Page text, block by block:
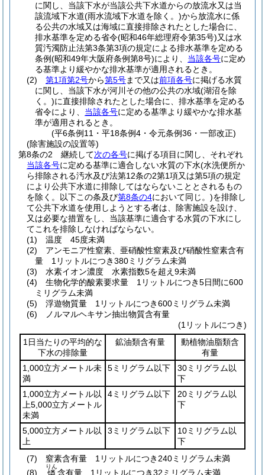
に関し、当該下水が当該公共下水道からの放流水又は当
該流域下水道(雨水流域下水道を除く。)から放流水に係
る公共の水域又は海域に直接排除されたとした場合に、
排水基準を定める省令(昭和46年総理府令第35号)又は水
質汚濁防止法第3条第3項の規定による排水基準を定める
条例(昭和49年大阪府条例第8号)により、 当該各号に定め
る基準より緩やかな排水基準が適用されるとき。
(2)
第1項第2号から第5号まで又は前項各号に掲げる水質
に関し、当該下水が河川その他の公共の水域(湖沼を除
く。)に直接排除されたとした場合に、排水基準を定める
省令により、 当該各号に定める基準より緩やかな排水基
準が適用されるとき。
(平6条例11・平18条例4・令元条例36・一部改正)
(除害施設の設置等)
第8条の2
継続して次の各号に掲げる項目に関し、それぞれ
当該各号に定める基準に適合しない水質の下水(水洗便所か
ら排除される汚水及び法第12条の2第1項又は第5項の規定
により公共下水道に排除してはならないこととされるもの
を除く。以下この条及び第8条の4において同じ。)を排除し
て公共下水道を使用しようとする者は、除害施設を設け、
又は必要な措置をし、当該基準に適合する水質の下水にし
てこれを排除しなければならない。
(1)
温度 45度未満
(2)
アンモニア性窒素、亜硝酸性窒素及び硝酸性窒素含有
量 1リットルにつき380ミリグラム未満
(3)
水素イオン濃度 水素指数5を超え9未満
(4)
生物化学的酸素要求量 1リットルにつき5日間に600
ミリグラム未満
(5)
浮遊物質量 1リットルにつき600ミリグラム未満
(6)
ノルマルヘキサン抽出物質含有量
(1リットルにつき)
1日当たりの平均的な
下水の排除量
鉱油類含有量
動植物油脂類含
有量
1,000立方メートル未
満
5ミリグラム以下
30ミリグラム以
下
1,000立方メートル以
上5,000立方メートル
未満
4ミリグラム以下
20ミリグラム以
下
5,000立方メートル以
上
3ミリグラム以下
10ミリグラム以
下
(7)
窒素含有量 1リットルにつき240ミリグラム未満
(8)
りん
含有量 1リットルにつき32ミリグラム未満